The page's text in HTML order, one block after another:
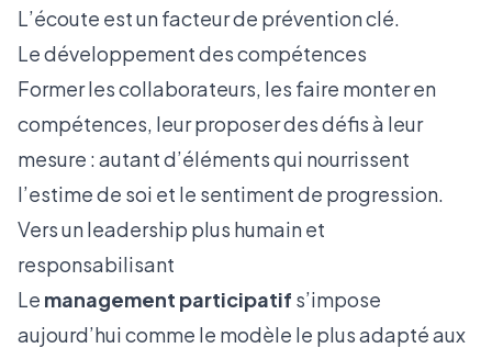
L’écoute est un facteur de prévention clé.
Le développement des compétences
Former les collaborateurs, les faire monter en
compétences, leur proposer des défis à leur
mesure : autant d’éléments qui nourrissent
l’estime de soi et le sentiment de progression.
Vers un leadership plus humain et
responsabilisant
Le management participatif s’impose
aujourd’hui comme le modèle le plus adapté aux